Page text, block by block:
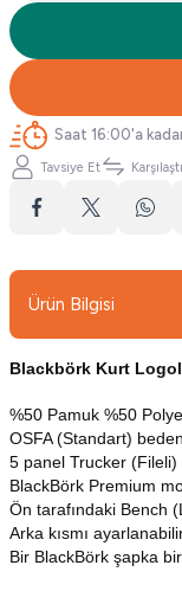
Saat 16:00'a
Tavsiye Et
Ürün Bilgisi
Blackbörk Kurt
%50 Pamuk %50
OSFA (Standart)
5 panel Trucker (Fileli)
BlackBörk Premium
Ön tarafındaki Bench
Arka kısmı ayarlanabilir
Bir BlackBörk şapka